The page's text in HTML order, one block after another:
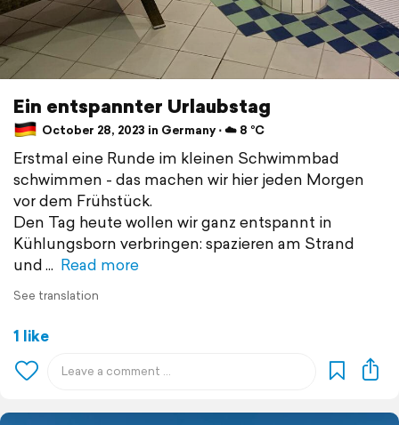
Ein entspannter Urlaubstag
October 28, 2023 in Germany ⋅ ☁️ 8 °C
Erstmal eine Runde im kleinen Schwimmbad
schwimmen - das machen wir hier jeden Morgen
vor dem Frühstück.
Den Tag heute wollen wir ganz entspannt in
Kühlungsborn verbringen: spazieren am Strand
und
Read more
See translation
1 like